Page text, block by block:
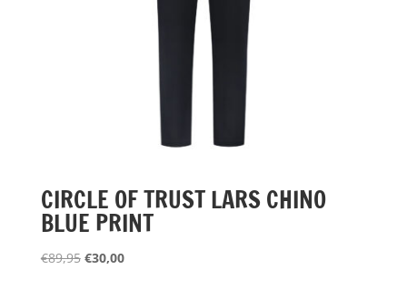
CIRCLE OF TRUST LARS CHINO
BLUE PRINT
€89,95 Oorspronkelijke
€30,00Huidige